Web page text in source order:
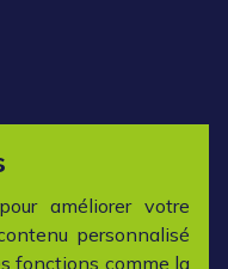
améliorer votre
personnalisé
fonctions comme la